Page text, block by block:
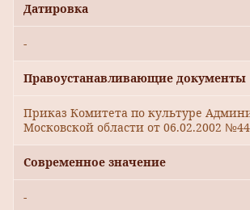
Датировка
-
Правоустанавливающие документы
Приказ Комитета по культуре
Московской области от 06.02.2002 №44
Современное значение
-